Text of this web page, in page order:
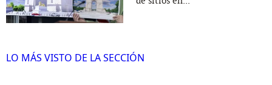
LO MÁS VISTO DE LA SECCIÓN